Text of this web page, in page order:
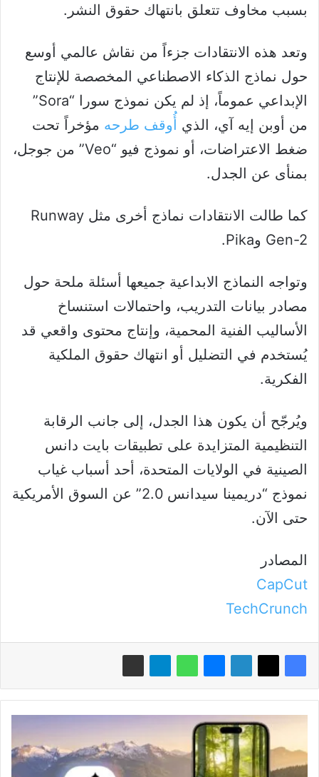
بسبب مخاوف تتعلق بانتهاك حقوق النشر.
وتعد هذه الانتقادات جزءاً من نقاش عالمي أوسع
حول نماذج الذكاء الاصطناعي المخصصة للإنتاج
الإبداعي عموماً، إذ لم يكن نموذج سورا “Sora”
من أوبن إيه آي، الذي أُوقف طرحه مؤخراً تحت
ضغط الاعتراضات، أو نموذج فيو “Veo” من جوجل،
بمنأى عن الجدل.
كما طالت الانتقادات نماذج أخرى مثل Runway
Gen-2 وPika.
وتواجه النماذج الابداعية جميعها أسئلة ملحة حول
مصادر بيانات التدريب، واحتمالات استنساخ
الأساليب الفنية المحمية، وإنتاج محتوى واقعي قد
يُستخدم في التضليل أو انتهاك حقوق الملكية
الفكرية.
ويُرجّح أن يكون هذا الجدل، إلى جانب الرقابة
التنظيمية المتزايدة على تطبيقات بايت دانس
الصينية في الولايات المتحدة، أحد أسباب غياب
نموذج “دريمينا سيدانس 2.0” عن السوق الأمريكية
حتى الآن.
المصادر
CapCut
TechCrunch
لميزة
"البحث